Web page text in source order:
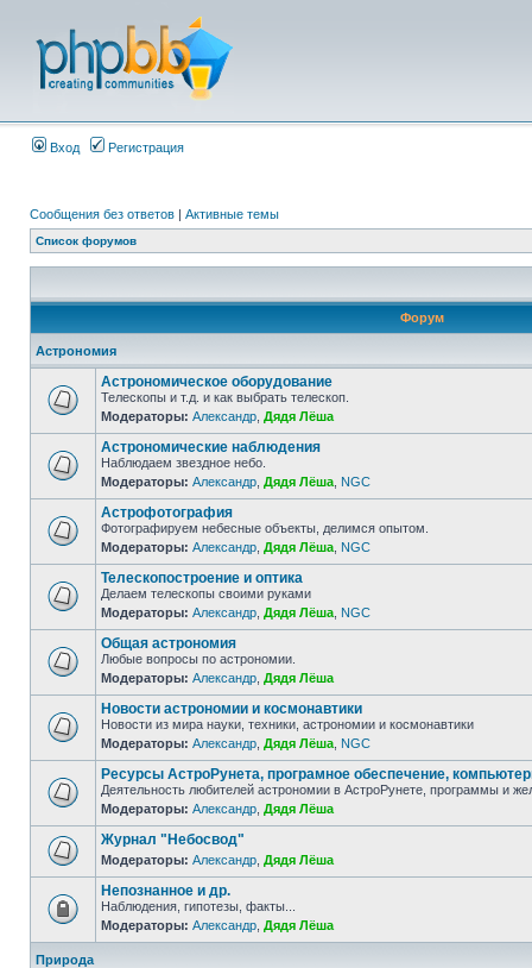
Вход Регистрация
Сообщения без ответов | Активные темы
Список форумов
Форум
Астрономия
Астрономическое оборудование
Телескопы и т.д. и как выбрать телескоп.
Модераторы: Александр Дядя Лёша
Астрономические наблюдения
Наблюдаем звездное небо.
Модераторы: Александр Дядя Лёша NGC
Астрофотография
Фотографируем небесные объекты, делимся опытом.
Модераторы: Александр Дядя Лёша NGC
Телескопостроение и оптика
Делаем телескопы своими руками
Модераторы: Александр Дядя Лёша NGC
Общая астрономия
Любые вопросы по астрономии.
Модераторы: Александр Дядя Лёша
Новости астрономии и космонавтики
Новости из мира науки, техники, астрономии и космонавтики
Модераторы: Александр Дядя Лёша NGC
Ресурсы АстроРунета, програмное обеспечение,
Деятельность любителей астрономии в АстроРунете, программы и
Модераторы: Александр Дядя Лёша
Журнал "Небосвод"
Модераторы: Александр Дядя Лёша
Непознанное и др.
Наблюдения, гипотезы, факты...
Модераторы: Александр Дядя Лёша
Природа